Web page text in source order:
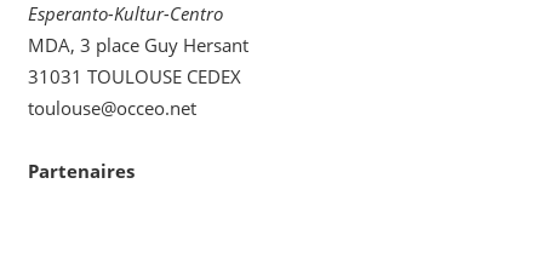
Esperanto-Kultur-Centro
MDA, 3 place Guy Hersant
31031 TOULOUSE CEDEX
toulouse@occeo.net
Partenaires